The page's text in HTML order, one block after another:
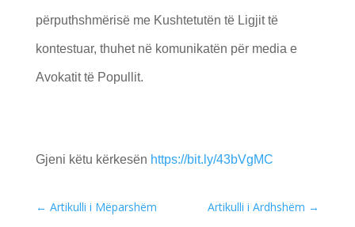
përputhshmërisë me Kushtetutën të Ligjit të
kontestuar, thuhet në komunikatën për media e
Avokatit të Popullit.
Gjeni këtu kërkesën https://bit.ly/43bVgMC
← Artikulli i Mëparshëm Artikulli i Ardhshëm →